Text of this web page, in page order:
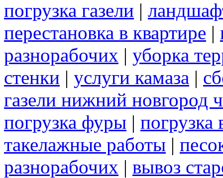
погрузка газели |
перестановка в квартире |
разнорабочих | уборка
стенки | услуги камаза |
газели нижний новгород
погрузка фуры | погрузка
такелажные работы |
разнорабочих | вывоз